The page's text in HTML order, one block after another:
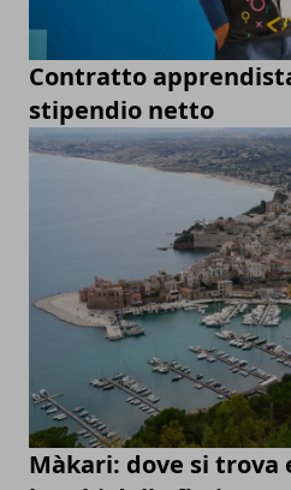
Contratto
stipendio netto
Màkari: dove si trova